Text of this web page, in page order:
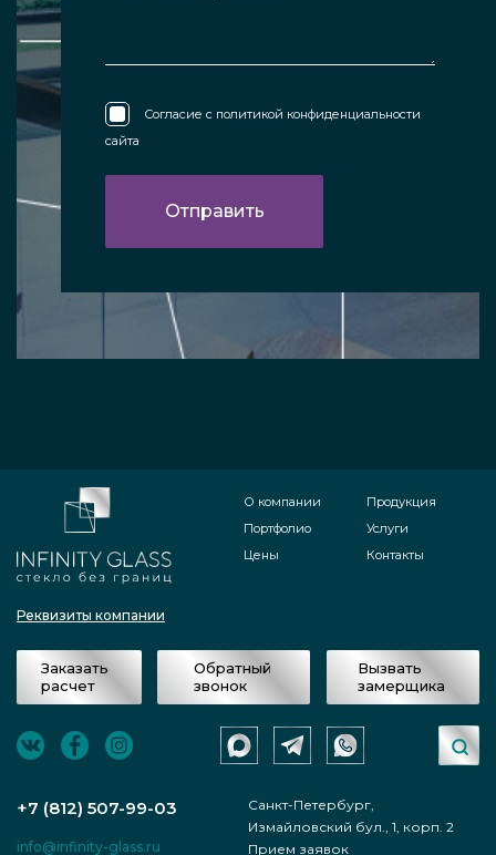
Согласие с политикой конфиденциальности
сайта
Реквизиты компании
О компании
Портфолио
Цены
Продукция
Услуги
Контакты
Заказать
расчет
Обратный
звонок
Вызвать
замерщика
+7 (812) 507-99-03
Санкт-Петербург,
Измайловский бул., 1, корп. 2
info@infinity-glass.ru
Прием заявок